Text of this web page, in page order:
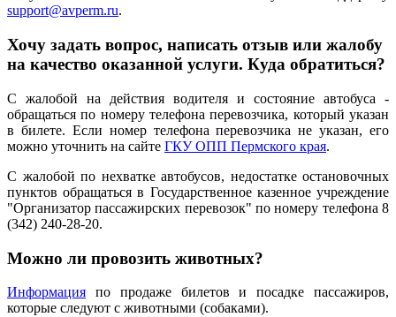
support@avperm.ru.
Хочу задать вопрос, написать отзыв или жалобу
на качество оказанной услуги. Куда обратиться?
С жалобой на действия водителя и состояние автобуса -
обращаться по номеру телефона перевозчика, который указан
в билете. Если номер телефона перевозчика не указан, его
можно уточнить на сайте ГКУ ОПП Пермского края.
С жалобой по нехватке автобусов, недостатке остановочных
пунктов обращаться в Государственное казенное учреждение
"Организатор пассажирских перевозок" по номеру телефона 8
(342) 240-28-20.
Можно ли провозить животных?
Информация по продаже билетов и посадке пассажиров,
которые следуют с животными (собаками).